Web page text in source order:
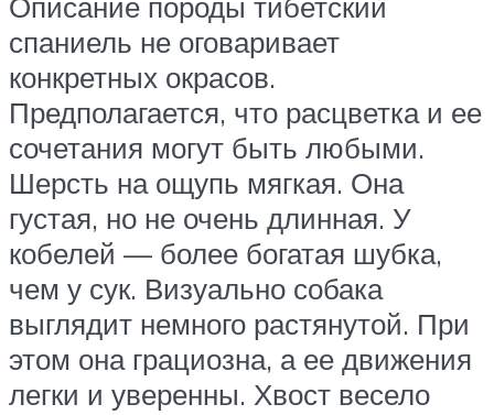
спаниель не оговаривает
конкретных окрасов.
Предполагается, что расцветка и ее
сочетания могут быть любыми.
Шерсть на ощупь мягкая. Она
густая, но не очень длинная. У
кобелей — более богатая шубка,
чем у сук. Визуально собака
выглядит немного растянутой. При
этом она грациозна, а ее движения
легки и уверенны. Хвост весело